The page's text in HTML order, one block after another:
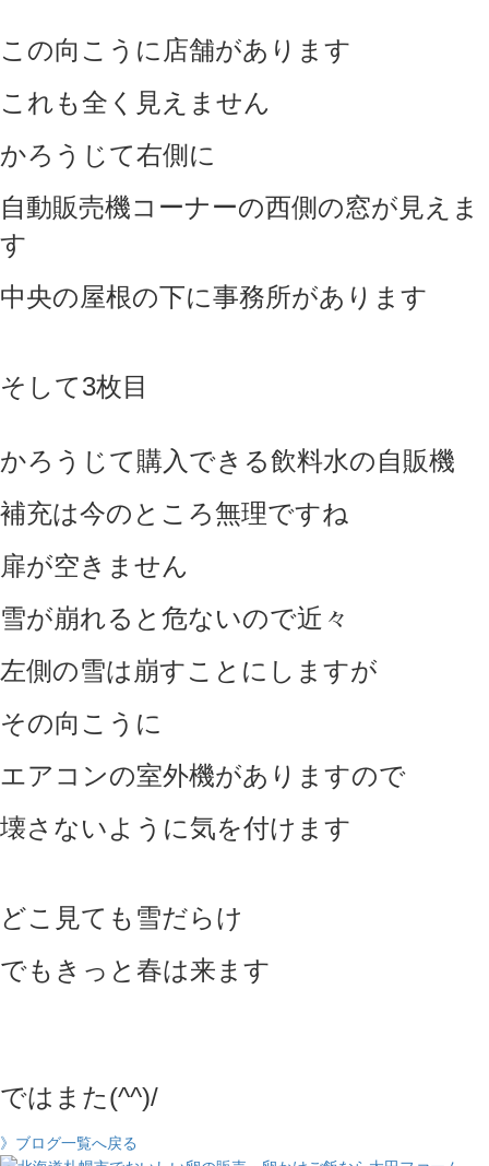
この向こうに店舗があります
これも全く見えません
かろうじて右側に
自動販売機コーナーの西側の窓が見えま
す
中央の屋根の下に事務所があります
そして3枚目
かろうじて購入できる飲料水の自販機
補充は今のところ無理ですね
扉が空きません
雪が崩れると危ないので近々
左側の雪は崩すことにしますが
その向こうに
エアコンの室外機がありますので
壊さないように気を付けます
どこ見ても雪だらけ
でもきっと春は来ます
ではまた(^^)/
》ブログ一覧へ戻る